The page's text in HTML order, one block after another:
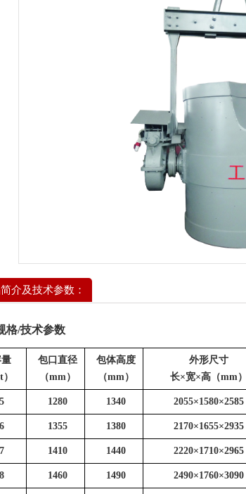
介及技术参数：
格/技术参数
t）
包口直径
（mm）
包体高度
（mm）
外形尺寸
长×宽×高（mm）
5 1280 1340 2055×1580×2585
6 1355 1380 2170×1655×2935
7 1410 1440 2220×1710×2965
8 1460 1490 2490×1760×3090